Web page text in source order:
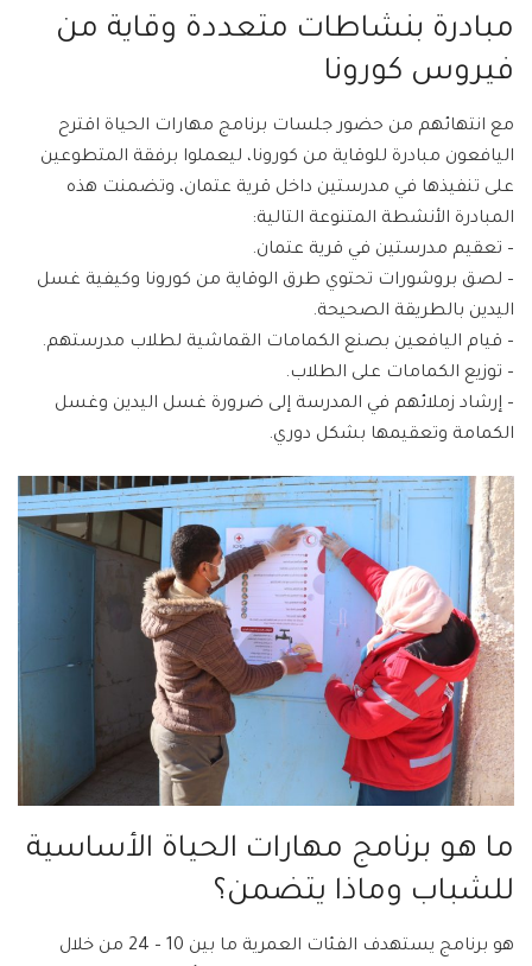
مبادرة بنشاطات متعددة وقاية من
فيروس كورونا
مع انتهائهم من حضور جلسات برنامج مهارات الحياة اقترح
اليافعون مبادرة للوقاية من كورونا، ليعملوا برفقة المتطوعين
على تنفيذها في مدرستين داخل قرية عتمان، وتضمنت هذه
المبادرة الأنشطة المتنوعة التالية:
– تعقيم مدرستين في قرية عتمان.
– لصق بروشورات تحتوي طرق الوقاية من كورونا وكيفية غسل
اليدين بالطريقة الصحيحة.
– قيام اليافعين بصنع الكمامات القماشية لطلاب مدرستهم.
– توزيع الكمامات على الطلاب.
– إرشاد زملائهم في المدرسة إلى ضرورة غسل اليدين وغسل
الكمامة وتعقيمها بشكل دوري.
ما هو برنامج مهارات الحياة الأساسية
للشباب وماذا يتضمن؟
هو برنامج يستهدف الفئات العمرية ما بين 10 – 24 من خلال